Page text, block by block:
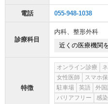
電話 055-948-1038
診療科目
内科、 整形外科
近くの医療機関
特徴
オンライン診療
女性医師
スマホ
駐車場
英語 外国
バリアフリー
感